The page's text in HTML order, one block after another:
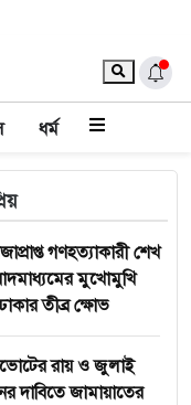
ধর্ম
গণহত্যাকারী শেখ
মুখোমুখি
তীব্র ক্ষোভ
রায় ও জুলাই
দাবিতে জামায়াতের